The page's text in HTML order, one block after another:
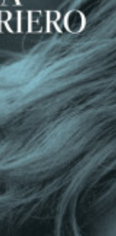
LIRE LA SUITE